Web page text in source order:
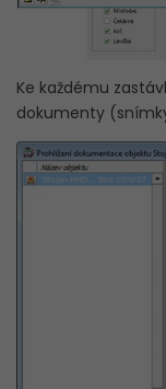
Ke každému
dokumenty